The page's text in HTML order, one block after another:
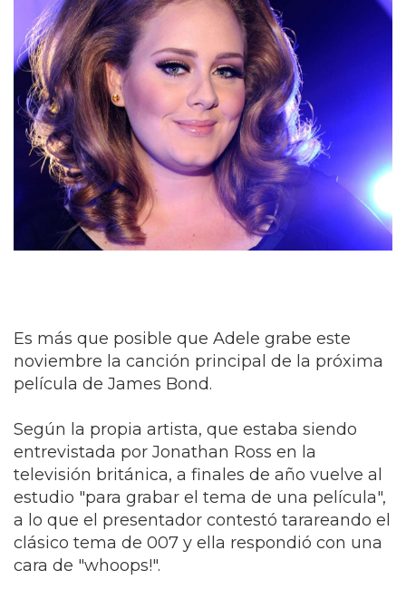
Es más que posible que Adele grabe este
noviembre la canción principal de la próxima
película de James Bond.
Según la propia artista, que estaba siendo
entrevistada por Jonathan Ross en la
televisión británica, a finales de año vuelve al
estudio "para grabar el tema de una película",
a lo que el presentador contestó tarareando el
clásico tema de 007 y ella respondió con una
cara de "whoops!".